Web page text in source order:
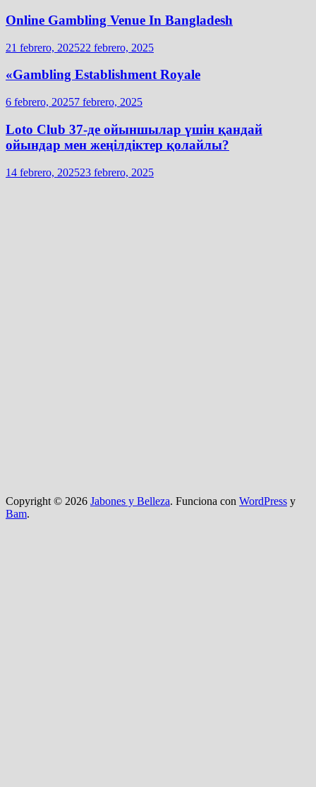
Online Gambling Venue In Bangladesh
21 febrero, 202522 febrero, 2025
«Gambling Establishment Royale
6 febrero, 20257 febrero, 2025
Loto Club 37-де ойыншылар үшін қандай
ойындар мен жеңілдіктер қолайлы?
14 febrero, 202523 febrero, 2025
Copyright © 2026 Jabones y Belleza. Funciona con WordPress y
Bam.